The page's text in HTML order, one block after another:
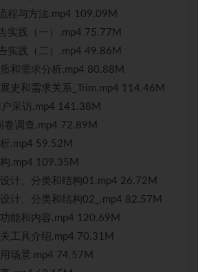
程与方法.mp4 109.09M
实践（一）.mp4 75.77M
实践（二）.mp4 49.86M
和需求分析.mp4 80.88M
史和需求关系_Trim.mp4 114.46M
采访.mp4 141.38M
调查.mp4 72.89M
.mp4 59.52M
.mp4 109.35M
计、分类和结构01.mp4 26.72M
计、分类和结构02_.mp4 82.57M
能和内容.mp4 120.69M
工具介绍.mp4 70.31M
场景.mp4 74.57M